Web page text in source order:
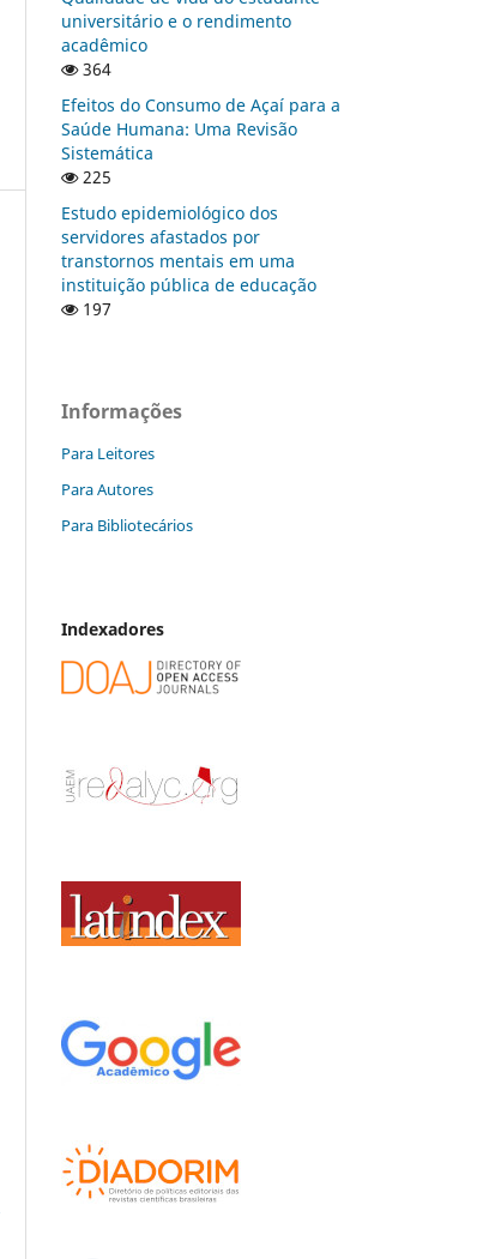
universitário e o rendimento
acadêmico
364
Efeitos do Consumo de Açaí para a
Saúde Humana: Uma Revisão
Sistemática
225
Estudo epidemiológico dos
servidores afastados por
transtornos mentais em uma
instituição pública de educação
197
Informações
Para Leitores
Para Autores
Para Bibliotecários
Indexadores